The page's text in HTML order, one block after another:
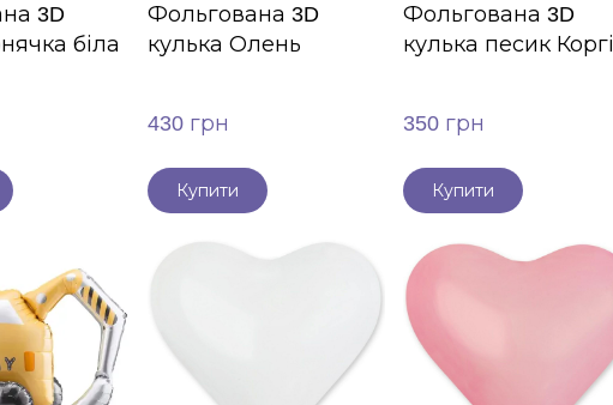
3D
біла
Фольгована 3D
кулька Олень
430 грн
Купити
Фольгована 3D
кулька песик Коргі
350 грн
Купити